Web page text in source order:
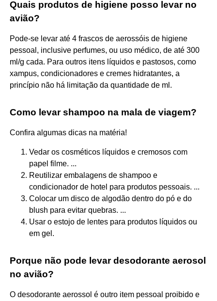
Quais produtos de higiene posso levar no
avião?
Pode-se levar até 4 frascos de aerossóis de higiene
pessoal, inclusive perfumes, ou uso médico, de até 300
ml/g cada. Para outros itens líquidos e pastosos, como
xampus, condicionadores e cremes hidratantes, a
princípio não há limitação da quantidade de ml.
Como levar shampoo na mala de viagem?
Confira algumas dicas na matéria!
Vedar os cosméticos líquidos e cremosos com
papel filme. ...
Reutilizar embalagens de shampoo e
condicionador de hotel para produtos pessoais. ...
Colocar um disco de algodão dentro do pó e do
blush para evitar quebras. ...
Usar o estojo de lentes para produtos líquidos ou
em gel.
Porque não pode levar desodorante aerosol
no avião?
O desodorante aerossol é outro item pessoal proibido e